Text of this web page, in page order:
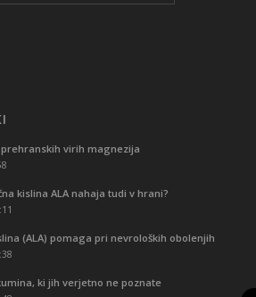
prehranskih virih magnezija
kislina ALA nahaja tudi v hrani?
(ALA) pomaga pri nevroloških obolenjih
ki jih verjetno ne poznate